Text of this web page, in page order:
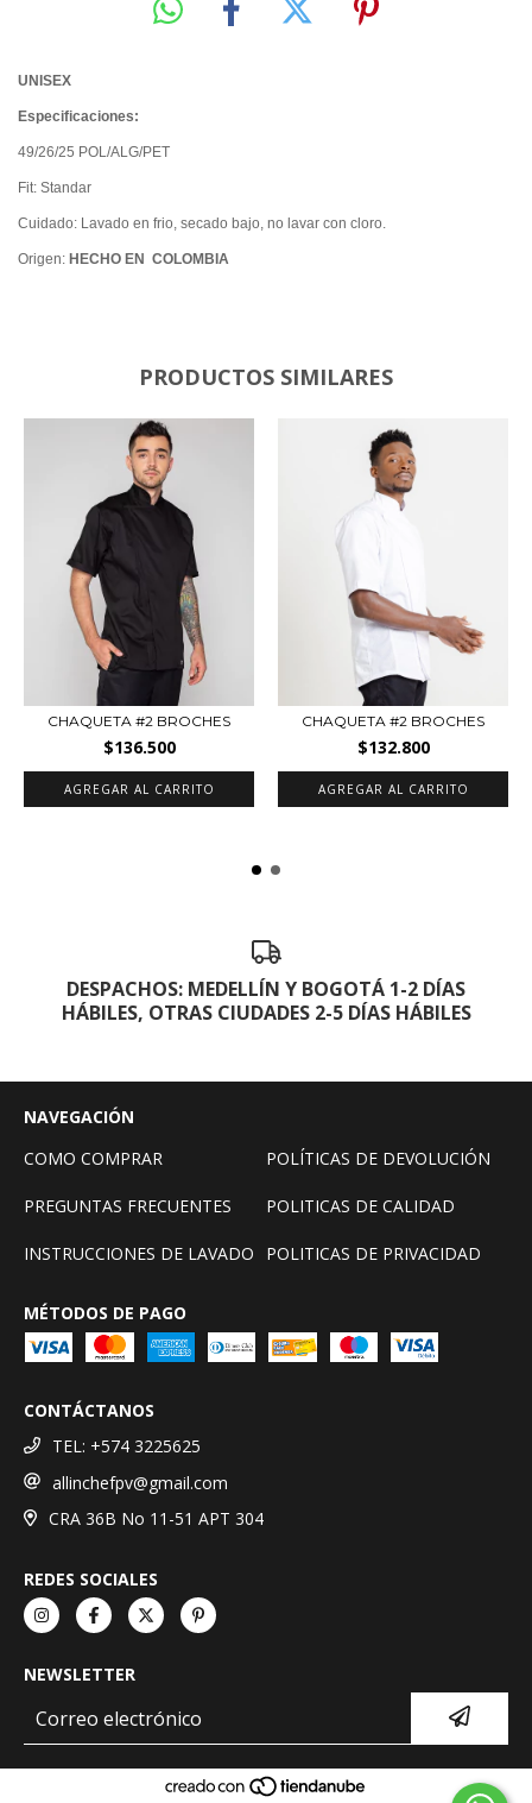
UNISEX
Especificaciones:
49/26/25 POL/ALG/PET
Fit: Standar
Cuidado: Lavado en frio, secado bajo, no lavar con cloro.
Origen: HECHO EN COLOMBIA
PRODUCTOS SIMILARES
CHAQUETA #2 BROCHES
$136.500
AGREGAR AL CARRITO
CHAQUETA #2 BROCHES
$132.800
AGREGAR AL CARRITO
DESPACHOS: MEDELLÍN Y BOGOTÁ 1-2 DÍAS
HÁBILES, OTRAS CIUDADES 2-5 DÍAS HÁBILES
NAVEGACIÓN
COMO COMPRAR
POLÍTICAS DE DEVOLUCIÓN
PREGUNTAS FRECUENTES POLITICAS DE CALIDAD
INSTRUCCIONES DE LAVADO POLITICAS DE PRIVACIDAD
MÉTODOS DE PAGO
CONTÁCTANOS
TEL: +574 3225625
allinchefpv@gmail.com
CRA 36B No 11-51 APT 304
REDES SOCIALES
NEWSLETTER